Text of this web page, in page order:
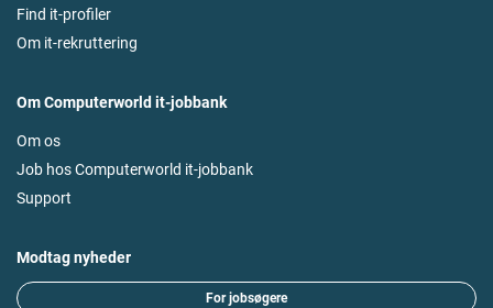
Find it-profiler
Om it-rekruttering
Om Computerworld it-jobbank
Om os
Job hos Computerworld it-jobbank
Support
Modtag nyheder
For jobsøgere